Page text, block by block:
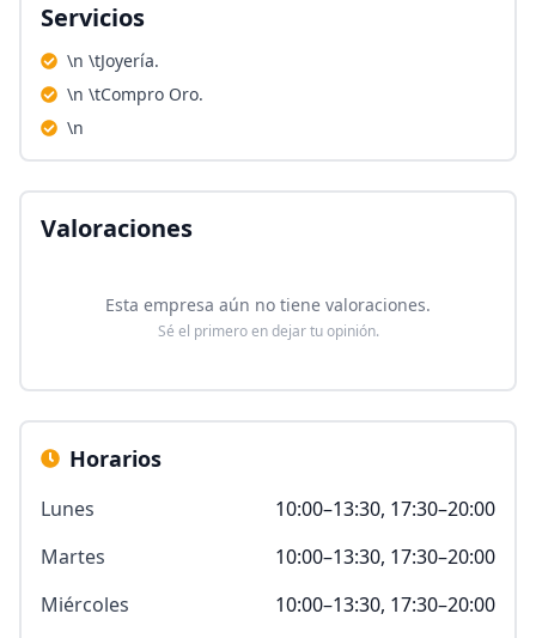
Servicios
\n \tJoyería.
\n \tCompro Oro.
\n
Valoraciones
Esta empresa aún no tiene valoraciones.
Sé el primero en dejar tu opinión.
Horarios
Lunes
10:00–13:30, 17:30–20:00
Martes
10:00–13:30, 17:30–20:00
Miércoles
10:00–13:30, 17:30–20:00